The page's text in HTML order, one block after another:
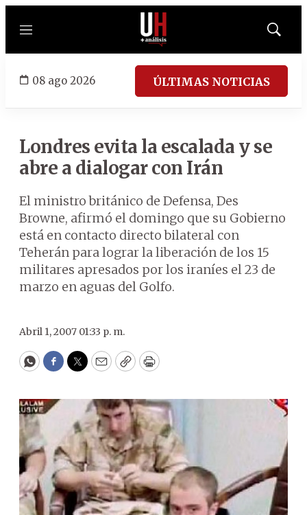
Menú
Mostrar
08 ago 2026 ÚLTIMAS NOTICIAS
Londres evita la escalada y se
abre a dialogar con Irán
El ministro británico de Defensa, Des
Browne, afirmó el domingo que su Gobierno
está en contacto directo bilateral con
Teherán para lograr la liberación de los 15
militares apresados por los iraníes el 23 de
marzo en aguas del Golfo.
Abril 1, 2007 01:33 p. m.
WhatsApp
Facebook
Twitter
EmailCopyPrint